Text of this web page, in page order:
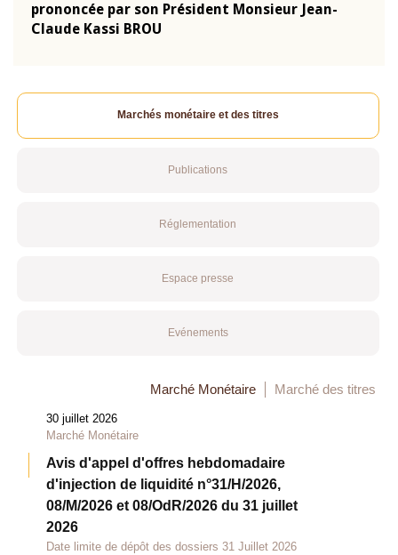
prononcée par son Président Monsieur Jean-
Claude Kassi BROU
Marchés monétaire et des titres
Publications
Réglementation
Espace presse
Evénements
Marché Monétaire Marché des titres
30 juillet 2026
Marché Monétaire
Avis d'appel d'offres hebdomadaire
d'injection de liquidité n°31/H/2026,
08/M/2026 et 08/OdR/2026 du 31 juillet
2026
Date limite de dépôt des dossiers 31 Juillet 2026